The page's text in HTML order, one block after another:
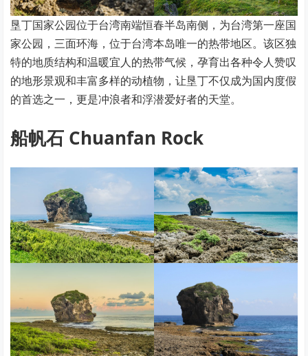
垦丁国家公园位于台湾南端恒春半岛南侧，为台湾第一座国
家公园，三面环海，位于台湾本岛唯一的热带地区。该区独
特的地质结构和温暖宜人的热带气候，孕育出各种令人赞叹
的地形景观和丰富多样的动植物，让垦丁不仅成为国内度假
的首选之一，更是冲浪者和浮潜爱好者的天堂。
船帆石 Chuanfan Rock